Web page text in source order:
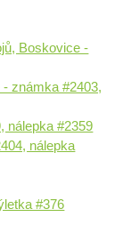
Boskovice -
známka #2403,
nálepka #2359
nálepka
#376